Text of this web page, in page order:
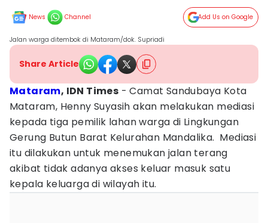
News Channel Add Us on Google
Jalan warga ditembok di Mataram/dok. Supriadi
Share Article
Mataram, IDN Times - Camat Sandubaya Kota
Mataram, Henny Suyasih akan melakukan mediasi
kepada tiga pemilik lahan warga di Lingkungan
Gerung Butun Barat Kelurahan Mandalika. Mediasi
itu dilakukan untuk menemukan jalan terang
akibat tidak adanya akses keluar masuk satu
kepala keluarga di wilayah itu.